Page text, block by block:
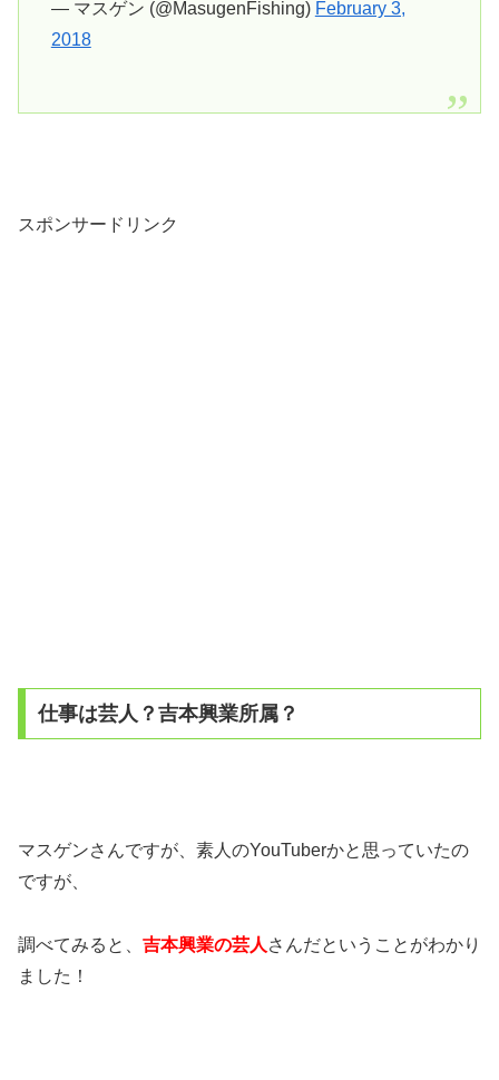
— マスゲン (@MasugenFishing) February 3,
2018
スポンサードリンク
仕事は芸人？吉本興業所属？
マスゲンさんですが、素人のYouTuberかと思っていたの
ですが、
調べてみると、 吉本興業の芸人 さんだということがわかり
ました！